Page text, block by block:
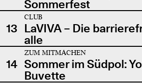
Sommerfest
13
CLUB
LaVIVA – Die
alle
14
ZUM MITMACHEN
Sommer im Südpol:
Buvette